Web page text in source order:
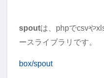
spoutは、phpでcsvや
ースライブラリです。
box/spout